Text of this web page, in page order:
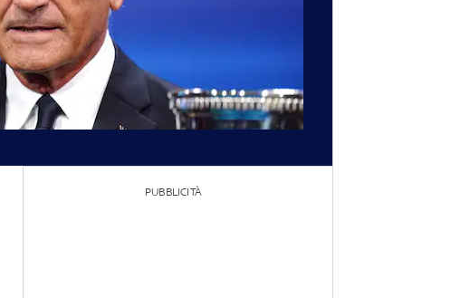
PUBBLICITÀ